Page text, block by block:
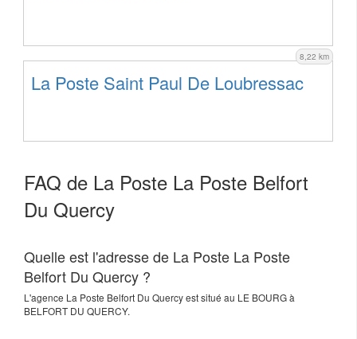
8,22 km
La Poste Saint Paul De Loubressac
FAQ de La Poste La Poste Belfort
Du Quercy
Quelle est l'adresse de La Poste La Poste
Belfort Du Quercy ?
L'agence La Poste Belfort Du Quercyest situé au LE BOURGà
BELFORT DU QUERCY.